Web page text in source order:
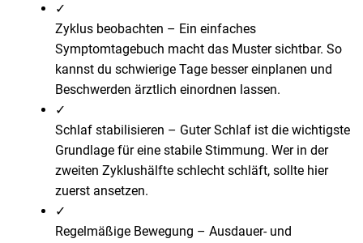
✓
Zyklus beobachten – Ein einfaches
Symptomtagebuch macht das Muster sichtbar. So
kannst du schwierige Tage besser einplanen und
Beschwerden ärztlich einordnen lassen.
✓
Schlaf stabilisieren – Guter Schlaf ist die wichtigste
Grundlage für eine stabile Stimmung. Wer in der
zweiten Zyklushälfte schlecht schläft, sollte hier
zuerst ansetzen.
✓
Regelmäßige Bewegung – Ausdauer- und